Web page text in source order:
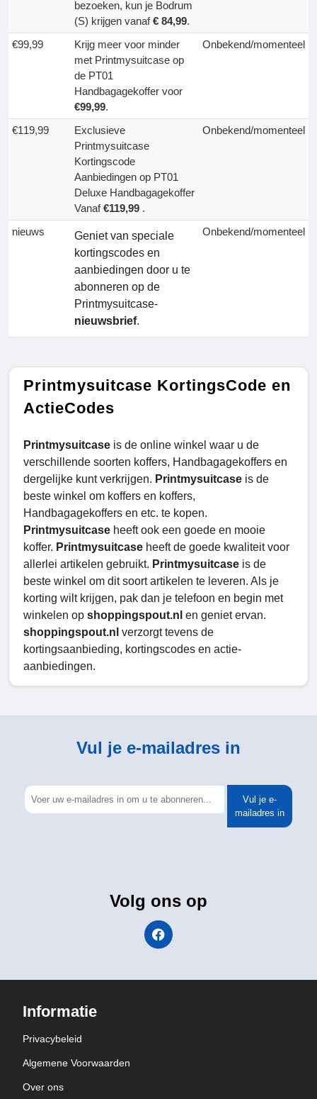
bezoeken, kun je Bodrum
(S) krijgen vanaf€ 84,99.
€99,99
Krijg meer voor minder
met Printmysuitcase op
de PT01
Handbagagekoffer voor
€99,99.
Onbekend/momenteel
€119,99
Exclusieve
Printmysuitcase
Kortingscode
Aanbiedingen op PT01
Deluxe Handbagagekoffer
Vanaf€119,99 .
Onbekend/momenteel
nieuws
Geniet van speciale
kortingscodes en
aanbiedingen door u te
abonneren op de
Printmysuitcase-
nieuwsbrief.
Onbekend/momenteel
Printmysuitcase KortingsCode en
ActieCodes
Printmysuitcase is de online winkel waar u de
verschillende soorten koffers, Handbagagekoffers en
dergelijke kunt verkrijgen. Printmysuitcase is de
beste winkel om koffers en koffers,
Handbagagekoffers en etc. te kopen.
Printmysuitcase heeft ook een goede en mooie
koffer. Printmysuitcase heeft de goede kwaliteit voor
allerlei artikelen gebruikt. Printmysuitcase is de
beste winkel om dit soort artikelen te leveren. Als je
korting wilt krijgen, pak dan je telefoon en begin met
winkelen op shoppingspout.nl en geniet ervan.
shoppingspout.nl verzorgt tevens de
kortingsaanbieding, kortingscodes en actie-
aanbiedingen.
Vul je e-mailadres in
Vul je e-
mailadres in
Volg ons op
Informatie
Privacybeleid
Algemene Voorwaarden
Over ons